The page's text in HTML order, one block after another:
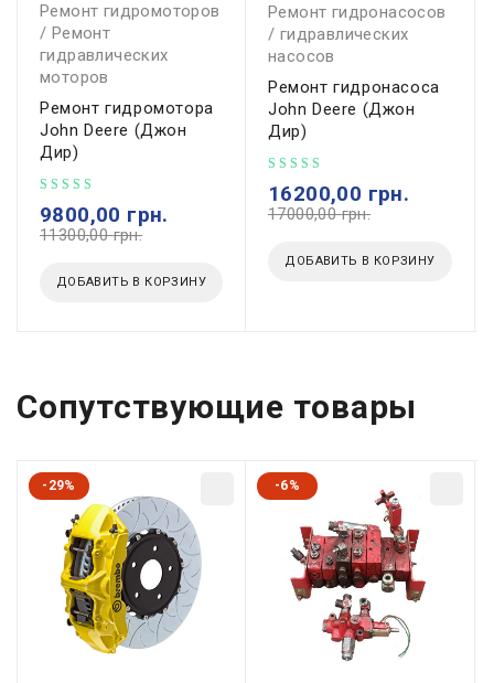
Ремонт гидромоторов
/ Ремонт
гидравлических
моторов
Ремонт гидромотора
John Deere (Джон
Дир)
11300,00грн.
9800,00 грн.
ДОБАВИТЬ В КОРЗИНУ
Ремонт гидронасосов
/ гидравлических
насосов
Ремонт гидронасоса
John Deere (Джон
Дир)
17000,00грн.
16200,00 грн.
ДОБАВИТЬ В КОРЗИНУ
Сопутствующие товары
-29% -6%